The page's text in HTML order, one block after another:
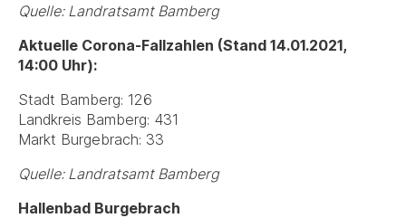
Quelle: Landratsamt Bamberg
Aktuelle Corona-Fallzahlen (Stand 14.01.2021,
14:00 Uhr):
Stadt Bamberg: 126
Landkreis Bamberg: 431
Markt Burgebrach: 33
Quelle: Landratsamt Bamberg
Hallenbad Burgebrach